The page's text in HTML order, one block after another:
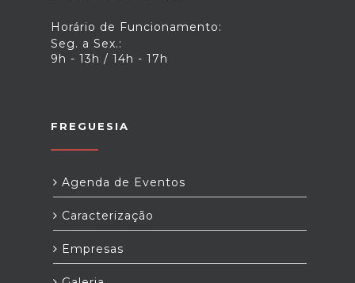
Horário de Funcionamento:
Seg. a Sex.:
9h - 13h / 14h - 17h
FREGUESIA
Agenda de Eventos
Caracterização
Empresas